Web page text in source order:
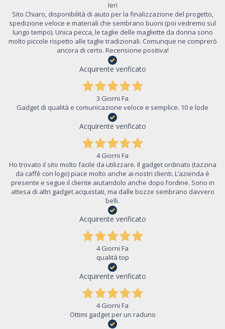
Ieri
Sito Chiaro, disponibilità di aiuto per la finalizzazione del progetto,
spedizione veloce e materiali che sembrano buoni (poi vedremo sul
lungo tempo). Unica pecca, le taglie delle magliette da donna sono
molto piccole rispetto alle taglie tradizionali. Comunque ne comprerò
ancora di certo. Recensione positiva!
Acquirente verificato
3 Giorni Fa
Gadget di qualità e comunicazione veloce e semplice. 10 e lode
Acquirente verificato
4 Giorni Fa
Ho trovato il sito molto facile da utilizzare. Il gadget ordinato (tazzina
da caffè con logo) piace molto anche ai nostri clienti. L’azienda è
presente e segue il cliente aiutandolo anche dopo l’ordine. Sono in
attesa di altri gadget acquistati, ma dalle bozze sembrano davvero
belli.
Acquirente verificato
4 Giorni Fa
qualità top
Acquirente verificato
4 Giorni Fa
Ottimi gadget per un raduno